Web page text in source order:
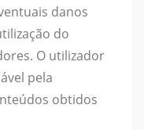
danos
do
O utilizador
pela
obtidos